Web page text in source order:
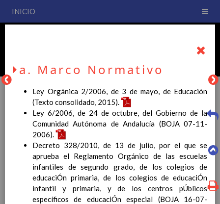
INICIO
PLAN DE CENTRO
La entrada en vigor del Real Decreto 126/2014, de 28 de
febrero, por el que se establece el currículo básico de la
Educación Primaria, se ha hecho necesario la revisión y
adecuación de nuestro Plan de Centro a esta normativa, el cual
usted podrá consultar desde este sitio web.
a. Marco Normativo
Ley Orgánica 2/2006, de 3 de mayo, de Educación
(Texto consolidado, 2015).
Ley 6/2006, de 24 de octubre, del Gobierno de la
Comunidad Autónoma de Andalucía (BOJA 07-11-
2006).
Decreto 328/2010, de 13 de julio, por el que se
aprueba el Reglamento Orgánico de las escuelas
infantiles de segundo grado, de los colegios de
educaciÓn primaria, de los colegios de educaciÓn
infantil y primaria, y de los centros pÚblicos
específicos de educaciÓn especial (BOJA 16-07-